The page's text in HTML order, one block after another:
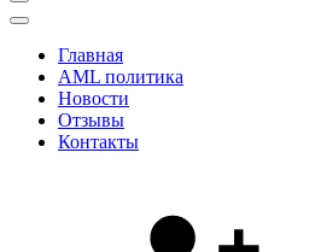
Главная
AML политика
Новости
Отзывы
Контакты